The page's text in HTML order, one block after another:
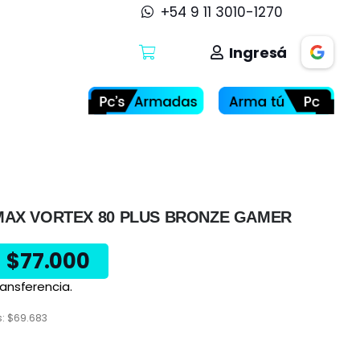
+54 9 11 3010-1270
Ingresá
VORTEX 80 PLUS BRONZE GAMER
$77.000
$69.683